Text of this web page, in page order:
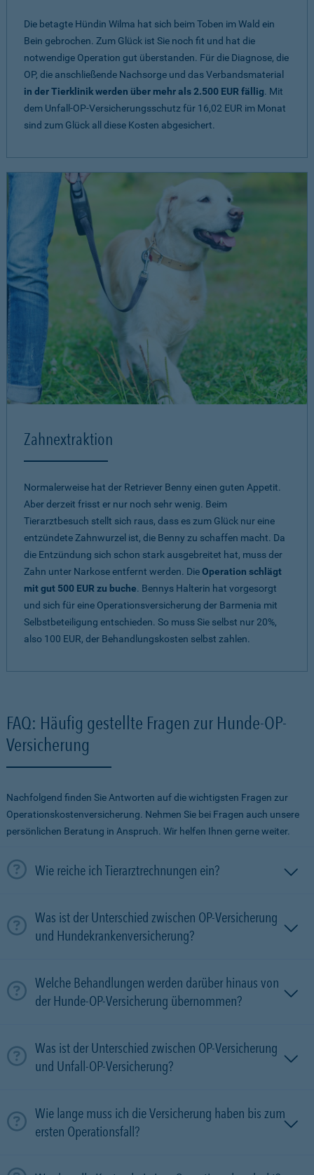
Die betagte Hündin Wilma hat sich beim Toben im Wald ein
Bein gebrochen. Zum Glück ist Sie noch fit und hat die
notwendige Operation gut überstanden. Für die Diagnose, die
OP, die anschließende Nachsorge und das Verbandsmaterial
in der Tierklinik werden über mehr als 2.500 EUR fällig. Mit
dem Unfall-OP-Versicherungsschutz für 16,02 EUR im Monat
sind zum Glück all diese Kosten abgesichert.
Zahnextraktion
Normalerweise hat der Retriever Benny einen guten Appetit.
Aber derzeit frisst er nur noch sehr wenig. Beim
Tierarztbesuch stellt sich raus, dass es zum Glück nur eine
entzündete Zahnwurzel ist, die Benny zu schaffen macht. Da
die Entzündung sich schon stark ausgebreitet hat, muss der
Zahn unter Narkose entfernt werden. DieOperation schlägt
mit gut 500 EUR zu buche. Bennys Halterin hat vorgesorgt
und sich für eine Operationsversicherung der Barmenia mit
Selbstbeteiligung entschieden. So muss Sie selbst nur 20%,
also 100 EUR, der Behandlungskosten selbst zahlen.
FAQ: Häufig gestellte Fragen zur Hunde-OP-
Versicherung
Nachfolgend finden Sie Antworten auf die wichtigsten Fragen zur
Operationskostenversicherung. Nehmen Sie bei Fragen auch unsere
persönlichen Beratung in Anspruch. Wir helfen Ihnen gerne weiter.
Wie reiche ich Tierarztrechnungen ein?
Was ist der Unterschied zwischen OP-Versicherung
und Hundekrankenversicherung?
Welche Behandlungen werden darüber hinaus von
der Hunde-OP-Versicherung übernommen?
Was ist der Unterschied zwischen OP-Versicherung
und Unfall-OP-Versicherung?
Wie lange muss ich die Versicherung haben bis zum
ersten Operationsfall?